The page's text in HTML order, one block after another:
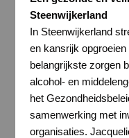
Steenwijkerland
In Steenwijkerland
en kansrijk
belangrijkste zorgen
alcohol- en
het
samenwerking met
organisaties.